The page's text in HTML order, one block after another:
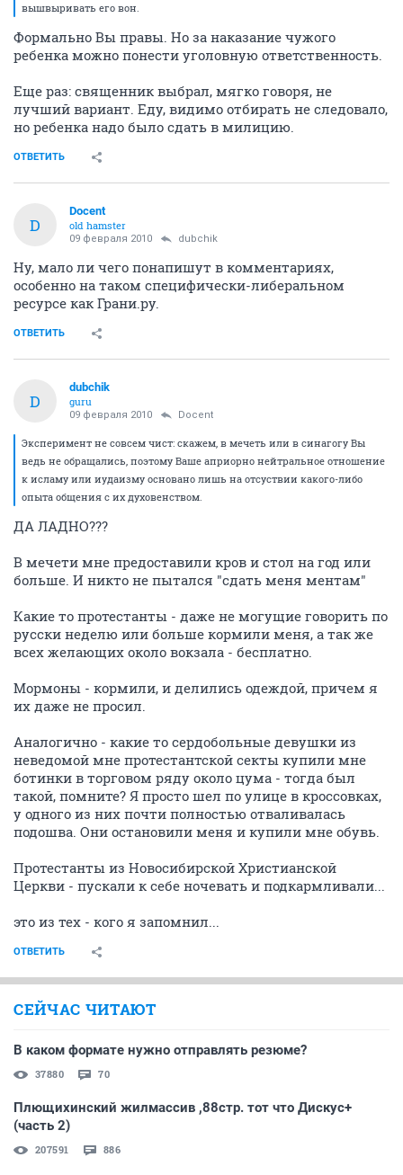
вышвыривать его вон.
Формально Вы правы. Но за наказание чужого
ребенка можно понести уголовную ответственность.
Еще раз: священник выбрал, мягко говоря, не
лучший вариант. Еду, видимо отбирать не следовало,
но ребенка надо было сдать в милицию.
ОТВЕТИТЬ
D
Docent
old hamster
09 февраля 2010 dubchik
Ну, мало ли чего понапишут в комментариях,
особенно на таком специфически-либеральном
ресурсе как Грани.ру.
ОТВЕТИТЬ
D
dubchik
guru
09 февраля 2010 Docent
Эксперимент не совсем чист: скажем, в мечеть или в синагогу Вы
ведь не обращались, поэтому Ваше априорно нейтральное отношение
к исламу или иудаизму основано лишь на отсуствии какого-либо
опыта общения с их духовенством.
ДА ЛАДНО???
В мечети мне предоставили кров и стол на год или
больше. И никто не пытался "сдать меня ментам"
Какие то протестанты - даже не могущие говорить по
русски неделю или больше кормили меня, а так же
всех желающих около вокзала - бесплатно.
Мормоны - кормили, и делились одеждой, причем я
их даже не просил.
Аналогично - какие то сердобольные девушки из
неведомой мне протестантской секты купили мне
ботинки в торговом ряду около цума - тогда был
такой, помните? Я просто шел по улице в кроссовках,
у одного из них почти полностью отваливалась
подошва. Они остановили меня и купили мне обувь.
Протестанты из Новосибирской Христианской
Церкви - пускали к себе ночевать и подкармливали...
это из тех - кого я запомнил...
ОТВЕТИТЬ
СЕЙЧАС ЧИТАЮТ
В каком формате нужно отправлять резюме?
37880 70
Плющихинский жилмассив ,88стр. тот что Дискус+
(часть 2)
207591 886